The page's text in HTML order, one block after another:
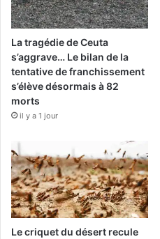
La tragédie de Ceuta
s’aggrave… Le bilan de la
tentative de franchissement
s’élève désormais à 82
morts
il y a 1 jour
Le criquet du désert recule